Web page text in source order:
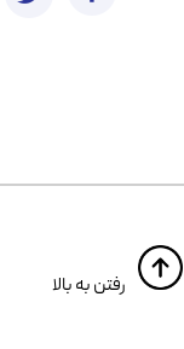
​​رفتن به بالا